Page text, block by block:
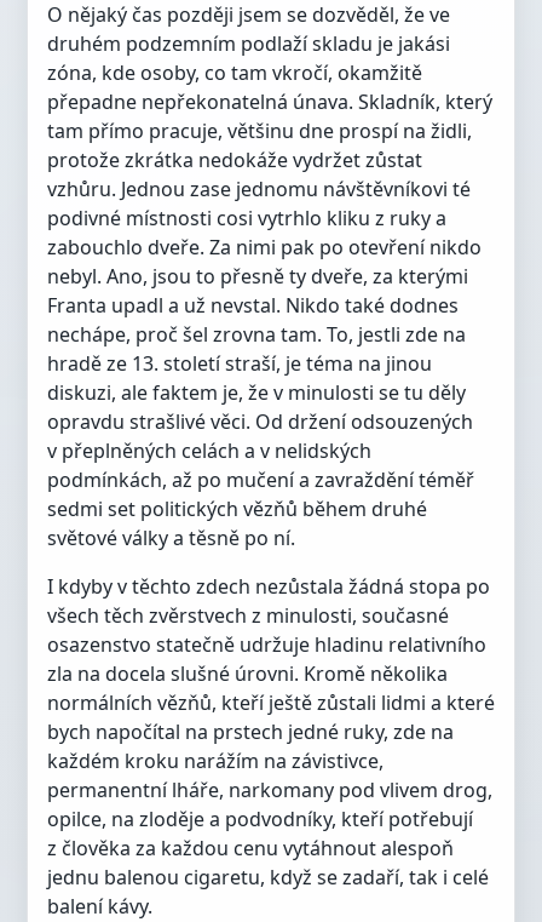
O nějaký čas později jsem se dozvěděl, že ve
druhém podzemním podlaží skladu je jakási
zóna, kde osoby, co tam vkročí, okamžitě
přepadne nepřekonatelná únava. Skladník, který
tam přímo pracuje, většinu dne prospí na židli,
protože zkrátka nedokáže vydržet zůstat
vzhůru. Jednou zase jednomu návštěvníkovi té
podivné místnosti cosi vytrhlo kliku z ruky a
zabouchlo dveře. Za nimi pak po otevření nikdo
nebyl. Ano, jsou to přesně ty dveře, za kterými
Franta upadl a už nevstal. Nikdo také dodnes
nechápe, proč šel zrovna tam. To, jestli zde na
hradě ze 13. století straší, je téma na jinou
diskuzi, ale faktem je, že v minulosti se tu děly
opravdu strašlivé věci. Od držení odsouzených
v přeplněných celách a v nelidských
podmínkách, až po mučení a zavraždění téměř
sedmi set politických vězňů během druhé
světové války a těsně po ní.
I kdyby v těchto zdech nezůstala žádná stopa po
všech těch zvěrstvech z minulosti, současné
osazenstvo statečně udržuje hladinu relativního
zla na docela slušné úrovni. Kromě několika
normálních vězňů, kteří ještě zůstali lidmi a které
bych napočítal na prstech jedné ruky, zde na
každém kroku narážím na závistivce,
permanentní lháře, narkomany pod vlivem drog,
opilce, na zloděje a podvodníky, kteří potřebují
z člověka za každou cenu vytáhnout alespoň
jednu balenou cigaretu, když se zadaří, tak i celé
balení kávy.